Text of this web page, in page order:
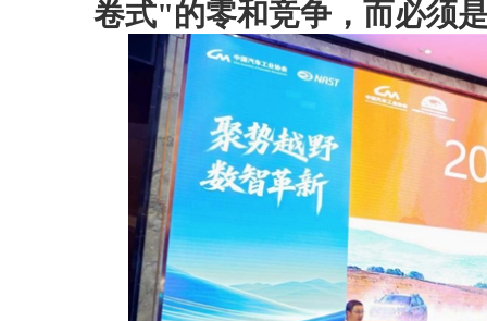
卷式"的零和竞争，而必须